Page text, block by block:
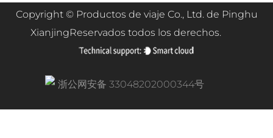
Copyright © Productos de viaje Co., Ltd. de Pinghu
XianjingReservados todos los derechos.
浙公网安备 33048202000344号